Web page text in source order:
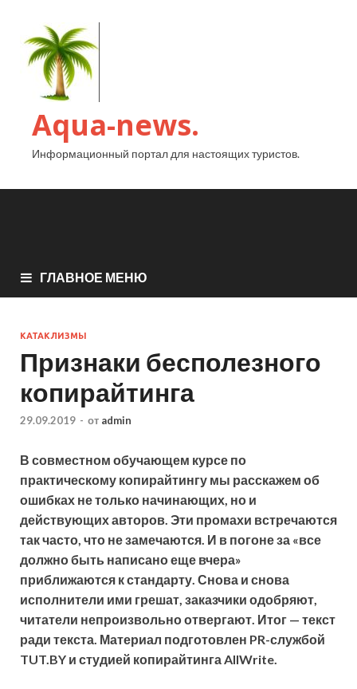
Aqua-news.
Информационный портал для настоящих туристов.
ГЛАВНОЕ МЕНЮ
КАТАКЛИЗМЫ
Признаки бесполезного
копирайтинга
29.09.2019 - от admin
В совместном обучающем курсе по
практическому копирайтингу мы расскажем об
ошибках не только начинающих, но и
действующих авторов. Эти промахи встречаются
так часто, что не замечаются. И в погоне за «все
должно быть написано еще вчера»
приближаются к стандарту. Снова и снова
исполнители ими грешат, заказчики одобряют,
читатели непроизвольно отвергают. Итог — текст
ради текста. Материал подготовлен PR-службой
TUT.BY и студией копирайтинга AllWrite.